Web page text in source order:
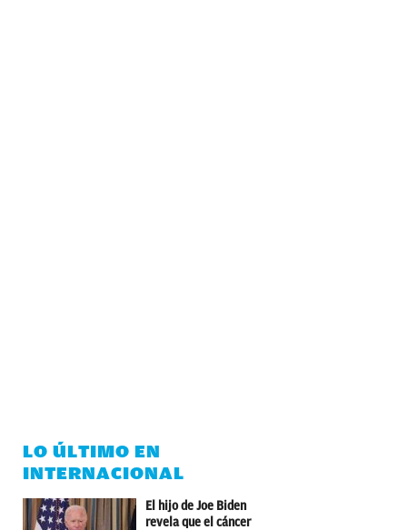
LO ÚLTIMO EN
INTERNACIONAL
El hijo de Joe Biden
revela que el cáncer